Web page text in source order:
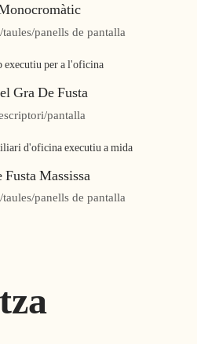
panells de pantalla
Gra De Fusta
pantalla
Fusta Massissa
panells de pantalla